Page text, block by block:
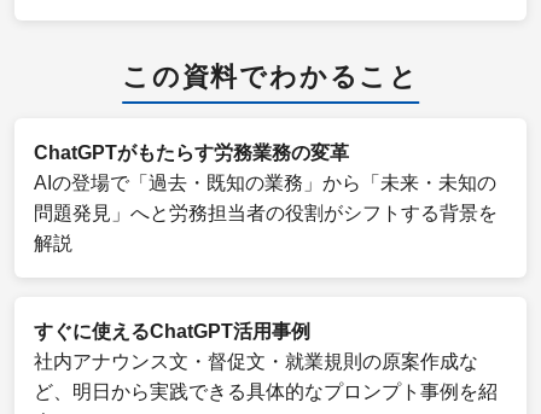
この資料でわかること
ChatGPTがもたらす労務業務の変革
AIの登場で「過去・既知の業務」から「未来・未知の
問題発見」へと労務担当者の役割がシフトする背景を
解説
すぐに使えるChatGPT活用事例
社内アナウンス文・督促文・就業規則の原案作成な
ど、明日から実践できる具体的なプロンプト事例を紹